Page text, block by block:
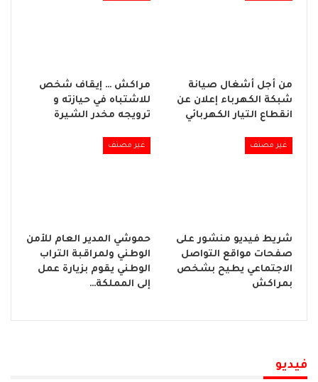
من أجل أشغال صيانة
شبكة الكهرباء إعلان عن
انقطاع التيار الكهربائي
مراكش … إيقاف شخص
للاشتباه في حيازته و
ترويجه مخدر الشيرة
غير مصنف
شريط فيديو منشور على
صفحات مواقع التواصل
الاجتماعي يطيح بشخص
بمراكش
غير مصنف
حموشي المدير العام للأمن
الوطني ولمراقبة التراب
الوطني يقوم بزيارة عمل
إلى المملكة…
فيديو